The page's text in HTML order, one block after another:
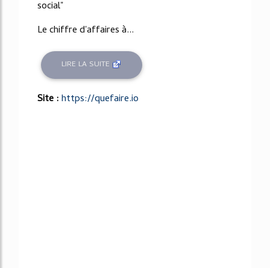
social"
Le chiffre d'affaires à...
LIRE LA SUITE
Site :https://quefaire.io